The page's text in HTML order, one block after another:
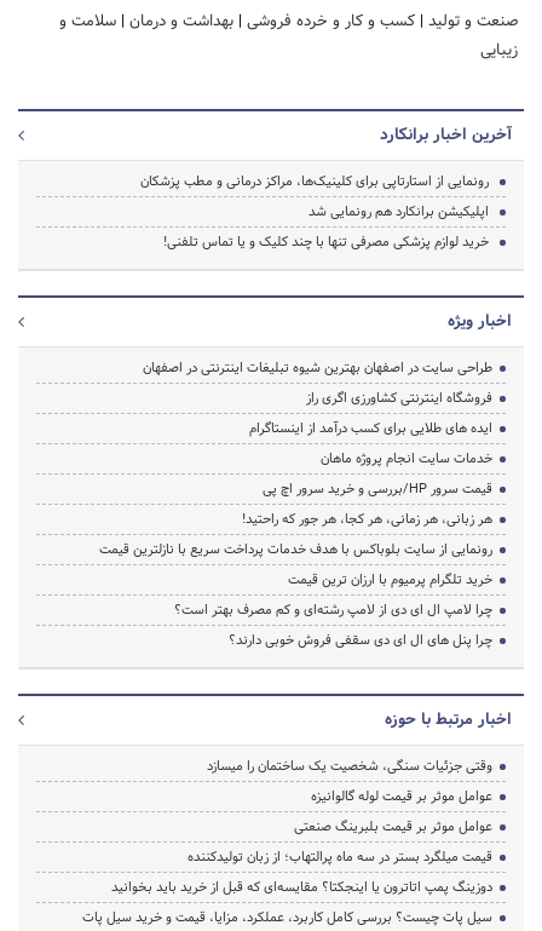
صنعت و تولید | کسب و کار و خرده فروشی | بهداشت و درمان | سلامت و
زیبایی
آخرین اخبار برانکارد
رونمایی از استارتاپی برای کلینیک‌ها، مراکز درمانی و مطب پزشکان
اپلیکیشن برانکارد هم رونمایی شد
خرید لوازم پزشکی مصرفی تنها با چند کلیک و یا تماس تلفنی!
اخبار ویژه
طراحی سایت در اصفهان بهترین شیوه تبلیغات اینترنتی در اصفهان
فروشگاه اینترنتی کشاورزی اگری راز
ایده های طلایی برای کسب درآمد از اینستاگرام
خدمات سایت انجام پروژه ماهان
قیمت سرور HP/بررسی و خرید سرور اچ پی
هر زبانی، هر زمانی، هر کجا، هر جور که راحتید!
رونمایی از سایت بلوباکس با هدف خدمات پرداخت سریع با نازلترین قیمت
خرید تلگرام پرمیوم با ارزان ترین قیمت
چرا لامپ ال ای دی از لامپ رشته‌ای و کم مصرف بهتر است؟
چرا پنل های ال ای دی سقفی فروش خوبی دارند؟
اخبار مرتبط با حوزه
وقتی جزئیات سنگی، شخصیت یک ساختمان را میسازد
عوامل موثر بر قیمت لوله گالوانیزه
عوامل موثر بر قیمت بلبرینگ صنعتی
قیمت میلگرد بستر در سه ماه پرالتهاب؛ از زبان تولیدکننده
دوزینگ پمپ اتاترون یا اینجکتا؟ مقایسه‌ای که قبل از خرید باید بخوانید
سیل پات چیست؟ بررسی کامل کاربرد، عملکرد، مزایا، قیمت و خرید سیل پات